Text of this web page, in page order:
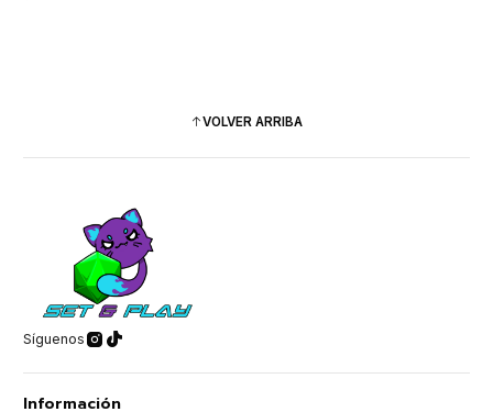
VOLVER ARRIBA
Síguenos
Información